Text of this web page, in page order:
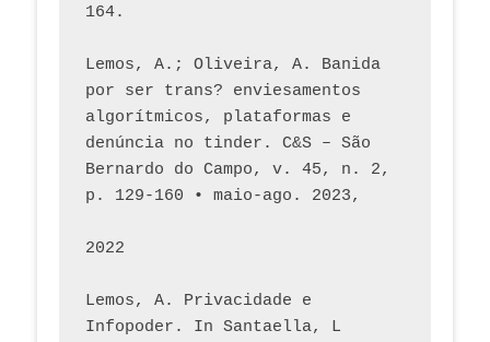
164.
Lemos, A.; Oliveira, A. Banida
por ser trans? enviesamentos
algorítmicos, plataformas e
denúncia no tinder. C&S – São
Bernardo do Campo, v. 45, n. 2,
p. 129-160 • maio-ago. 2023,
2022
Lemos, A. Privacidade e
Infopoder. In Santaella, L